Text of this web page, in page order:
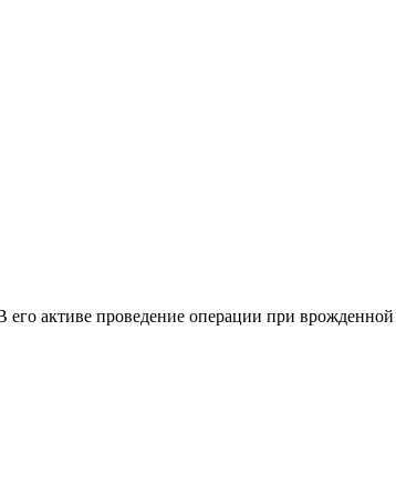
активе проведение операции при